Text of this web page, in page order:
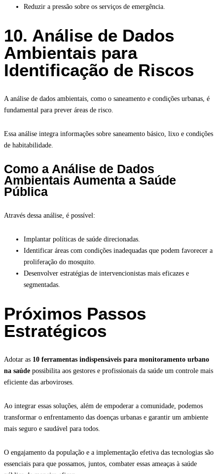
Reduzir a pressão sobre os serviços de emergência.
10. Análise de Dados
Ambientais para
Identificação de Riscos
A análise de dados ambientais, como o saneamento e condições urbanas, é
fundamental para prever áreas de risco.
Essa análise integra informações sobre saneamento básico, lixo e condições
de habitabilidade.
Como a Análise de Dados
Ambientais Aumenta a Saúde
Pública
Através dessa análise, é possível:
Implantar políticas de saúde direcionadas.
Identificar áreas com condições inadequadas que podem favorecer a
proliferação do mosquito.
Desenvolver estratégias de intervencionistas mais eficazes e
segmentadas.
Próximos Passos
Estratégicos
Adotar as 10 ferramentas indispensáveis para monitoramento urbano
na saúde possibilita aos gestores e profissionais da saúde um controle mais
eficiente das arboviroses.
Ao integrar essas soluções, além de empoderar a comunidade, podemos
transformar o enfrentamento das doenças urbanas e garantir um ambiente
mais seguro e saudável para todos.
O engajamento da população e a implementação efetiva das tecnologias são
essenciais para que possamos, juntos, combater essas ameaças à saúde